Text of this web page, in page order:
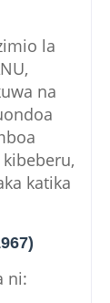
la
na
katika
ni: